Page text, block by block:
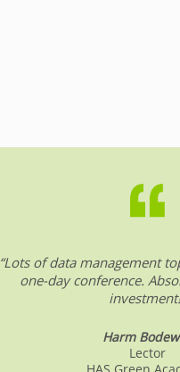
“Lots of data management
one-day conference.
Harm
Lector